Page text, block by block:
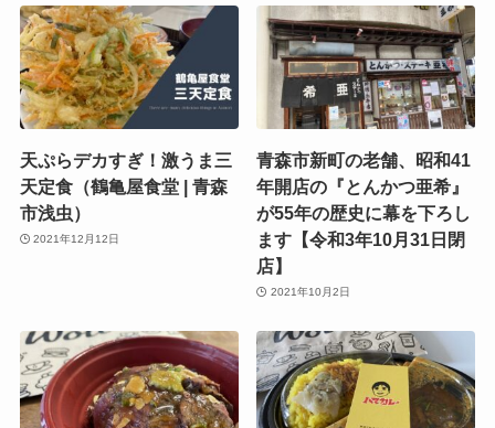
天ぷらデカすぎ！激うま三
天定食（鶴亀屋食堂 | 青森
市浅虫）
2021年12月12日
青森市新町の老舗、昭和41
年開店の『とんかつ亜希』
が55年の歴史に幕を下ろし
ます【令和3年10月31日閉
店】
2021年10月2日